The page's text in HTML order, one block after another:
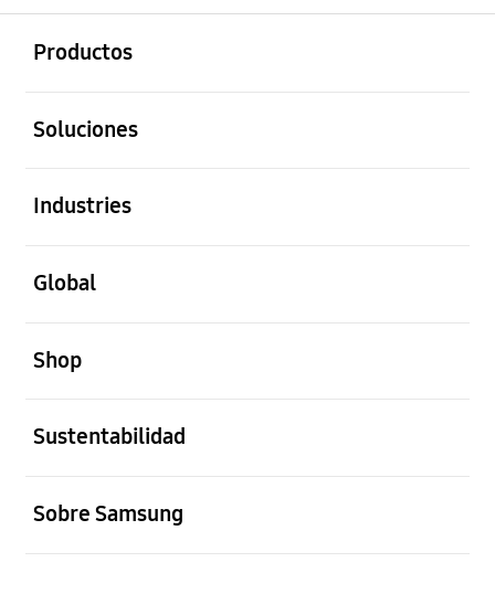
Productos
Soluciones
Industries
Global
Shop
Sustentabilidad
Sobre Samsung